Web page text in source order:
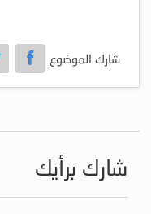
شارك الموضوع
شارك برأيك